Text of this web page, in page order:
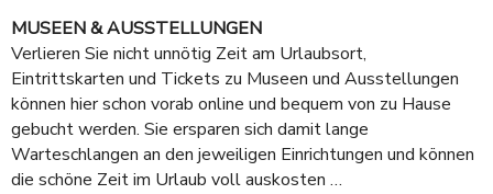
MUSEEN & AUSSTELLUNGEN
Verlieren Sie nicht unnötig Zeit am Urlaubsort,
Eintrittskarten und Tickets zu Museen und Ausstellungen
können hier schon vorab online und bequem von zu Hause
gebucht werden. Sie ersparen sich damit lange
Warteschlangen an den jeweiligen Einrichtungen und können
die schöne Zeit im Urlaub voll auskosten …